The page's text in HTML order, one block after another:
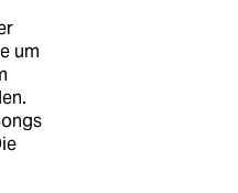
um